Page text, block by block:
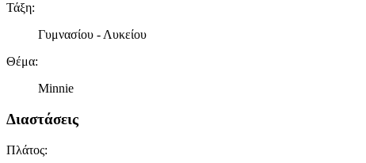
Τάξη:
Γυμνασίου - Λυκείου
Θέμα:
Minnie
Διαστάσεις
Πλάτος: